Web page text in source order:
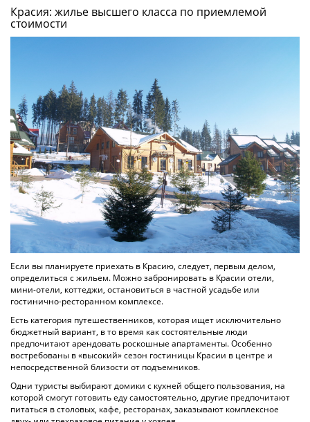
Красия: жилье высшего класса по приемлемой
стоимости
Если вы планируете приехать в Красию, следует, первым делом,
определиться с жильем. Можно забронировать в Красии отели,
мини-отели, коттеджи, остановиться в частной усадьбе или
гостинично-ресторанном комплексе.
Есть категория путешественников, которая ищет исключительно
бюджетный вариант, в то время как состоятельные люди
предпочитают арендовать роскошные апартаменты. Особенно
востребованы в «высокий» сезон гостиницы Красии в центре и
непосредственной близости от подъемников.
Одни туристы выбирают домики с кухней общего пользования, на
которой смогут готовить еду самостоятельно, другие предпочитают
питаться в столовых, кафе, ресторанах, заказывают комплексное